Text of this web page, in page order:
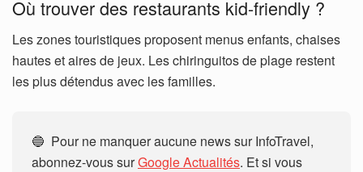
Où trouver des restaurants kid-friendly ?
Les zones touristiques proposent menus enfants, chaises
hautes et aires de jeux. Les chiringuitos de plage restent
les plus détendus avec les familles.
🔵 Pour ne manquer aucune news sur InfoTravel,
abonnez-vous surGoogle Actualités. Et si vous